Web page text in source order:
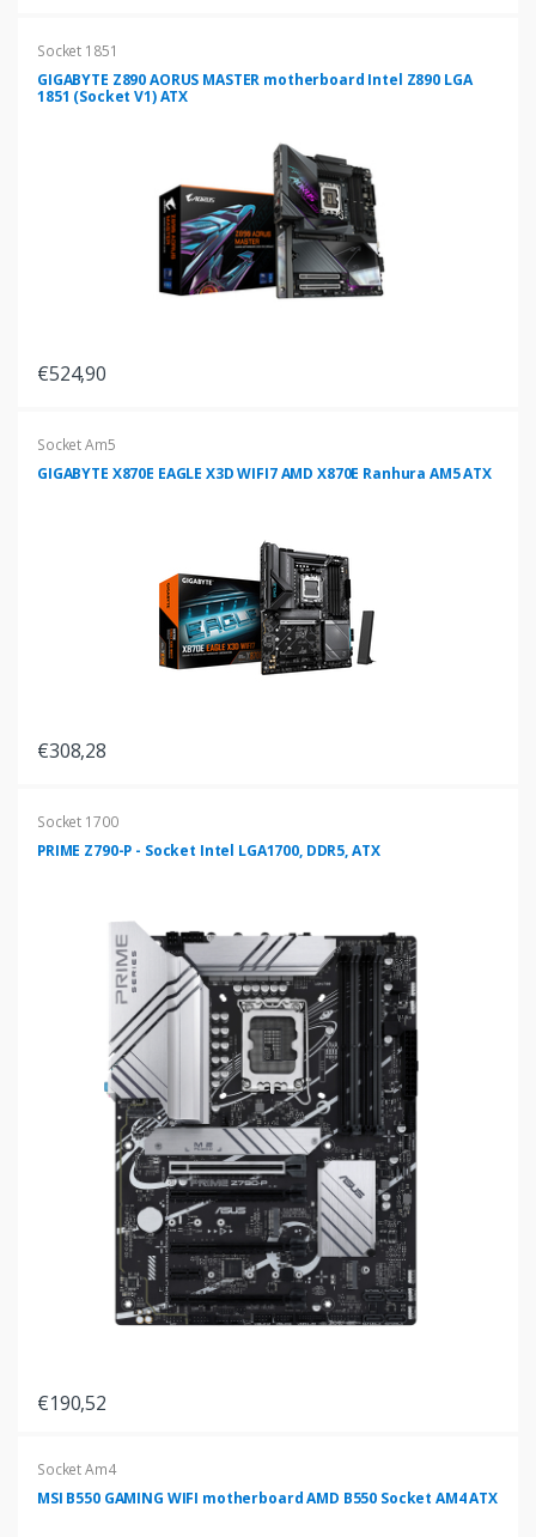
Socket 1851
GIGABYTE Z890 AORUS MASTER motherboard Intel Z890 LGA
1851 (Socket V1) ATX
€524,90
Socket Am5
GIGABYTE X870E EAGLE X3D WIFI7 AMD X870E Ranhura AM5 ATX
€308,28
Socket 1700
PRIME Z790-P - Socket Intel LGA1700, DDR5, ATX
€190,52
Socket Am4
MSI B550 GAMING WIFI motherboard AMD B550 Socket AM4 ATX